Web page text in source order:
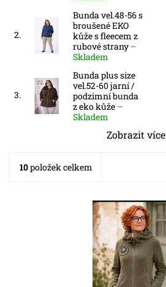
2.
Bunda vel.48-56 s
broušené EKO
kůže s fleecem z
rubové strany –
Skladem
3.
Bunda plus size
vel.52-60 jarní /
podzimní bunda
z eko kůže –
Skladem
Zobrazit více
10položek celkem
Skladem